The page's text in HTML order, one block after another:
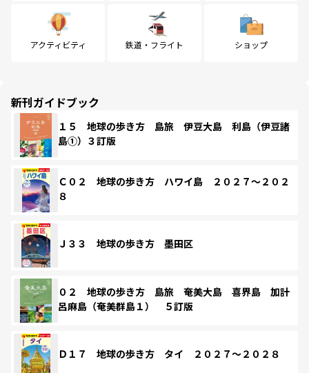
アクティビティ 鉄道・フライト ショップ
新刊ガイドブック
１５ 地球の歩き方 島旅 伊豆大島 利島（伊豆諸
島①）３訂版
Ｃ０２ 地球の歩き方 ハワイ島 ２０２７～２０２
８
Ｊ３３ 地球の歩き方 墨田区
０２ 地球の歩き方 島旅 奄美大島 喜界島 加計
呂麻島（奄美群島１） ５訂版
Ｄ１７ 地球の歩き方 タイ ２０２７～２０２８